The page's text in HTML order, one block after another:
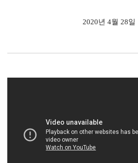
2020년 4월 28일